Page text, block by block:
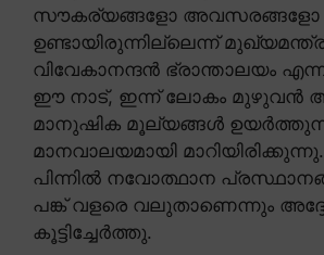
സൗകര്യങ്ങളോ അവസരങ്ങളോ
ഉണ്ടായിരുന്നില്ലെന്ന് മുഖ്യമന്ത്രി
വിവേകാനന്ദൻ ഭ്രാന്താലയം
ഈ നാട്, ഇന്ന് ലോകം മുഴുവൻ
മാനുഷിക മൂല്യങ്ങൾ
മാനവാലയമായി
പിന്നിൽ നവോത്ഥാന
പങ്ക് വളരെ വലുതാണെന്നും
കൂട്ടിച്ചേർത്തു.